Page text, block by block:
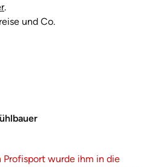
.
und Co.
wurde ihm in die